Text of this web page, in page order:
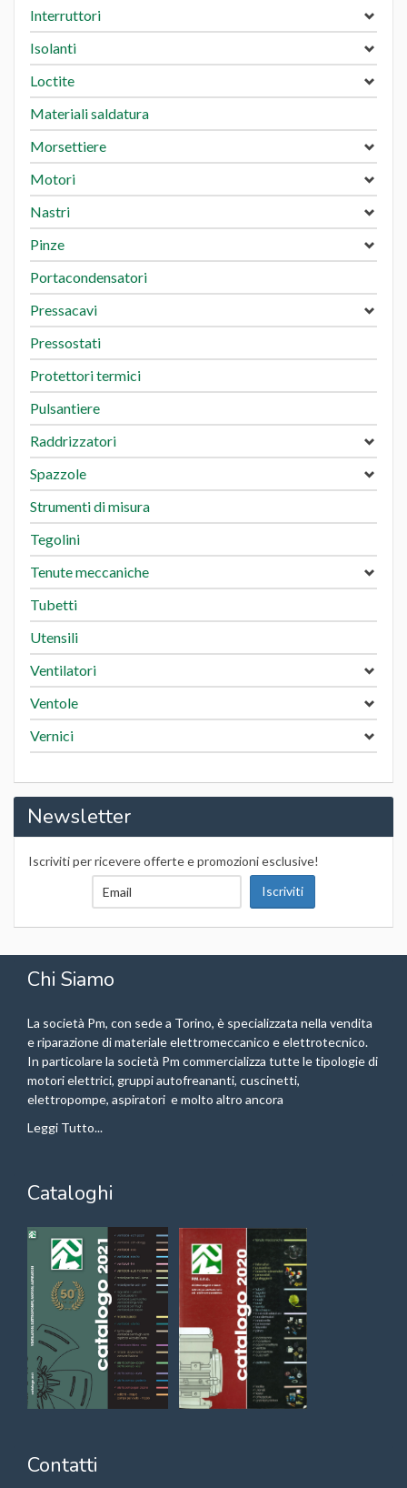
Interruttori
Isolanti
Loctite
Materiali saldatura
Morsettiere
Motori
Nastri
Pinze
Portacondensatori
Pressacavi
Pressostati
Protettori termici
Pulsantiere
Raddrizzatori
Spazzole
Strumenti di misura
Tegolini
Tenute meccaniche
Tubetti
Utensili
Ventilatori
Ventole
Vernici
Newsletter
Iscriviti per ricevere offerte e promozioni esclusive!
Chi Siamo
La società Pm, con sede a Torino, è specializzata nella vendita
e riparazione di materiale elettromeccanico e elettrotecnico.
In particolare la società Pm commercializza tutte le tipologie di
motori elettrici, gruppi autofreananti, cuscinetti,
elettropompe, aspiratori e molto altro ancora
Leggi Tutto...
Cataloghi
Contatti